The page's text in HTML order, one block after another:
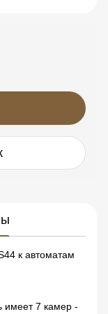
к автоматам
имеет 7 камер -